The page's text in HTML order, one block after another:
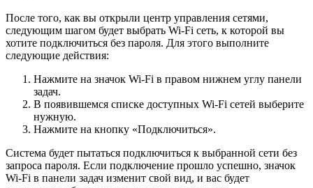
После того, как вы открыли центр управления сетями,
следующим шагом будет выбрать Wi-Fi сеть, к которой вы
хотите подключиться без пароля. Для этого выполните
следующие действия:
Нажмите на значок Wi-Fi в правом нижнем углу панели
задач.
В появившемся списке доступных Wi-Fi сетей выберите
нужную.
Нажмите на кнопку «Подключиться».
Система будет пытаться подключиться к выбранной сети без
запроса пароля. Если подключение прошло успешно, значок
Wi-Fi в панели задач изменит свой вид, и вас будет